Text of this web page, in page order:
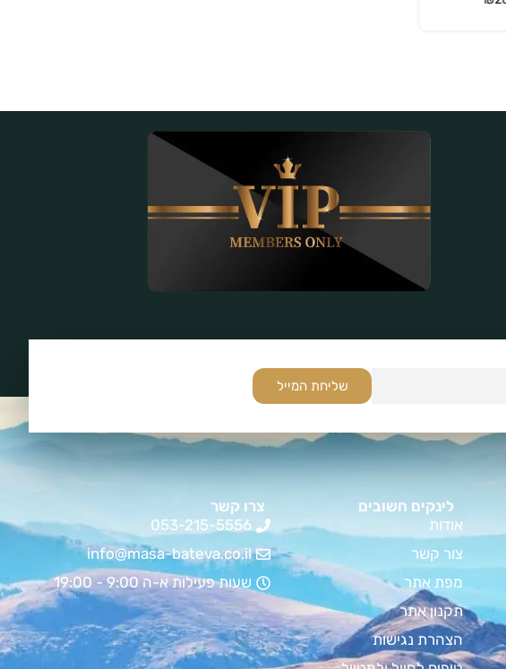
שליחת המייל
לינקים חשובים
אודות
צור קשר
מפת אתר
תקנון אתר
הצהרת נגישות
צרו קשר
053-215-5556
info@masa-bateva.co.il
שעות פעילות א-ה 9:00 - 19:00